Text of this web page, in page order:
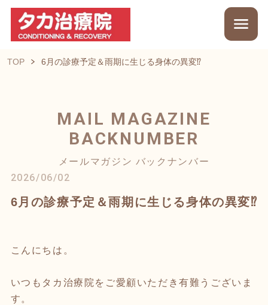
TOP 6月の診療予定＆雨期に生じる身体の異変⁉
MAIL MAGAZINE
BACKNUMBER
メールマガジン バックナンバー
2026/06/02
6月の診療予定＆雨期に生じる身体の異変⁉
こんにちは。
いつもタカ治療院をご愛顧いただき有難うございま
す。